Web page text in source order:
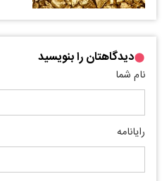
دیدگاهتان را بنویسید
نام شما
رایانامه